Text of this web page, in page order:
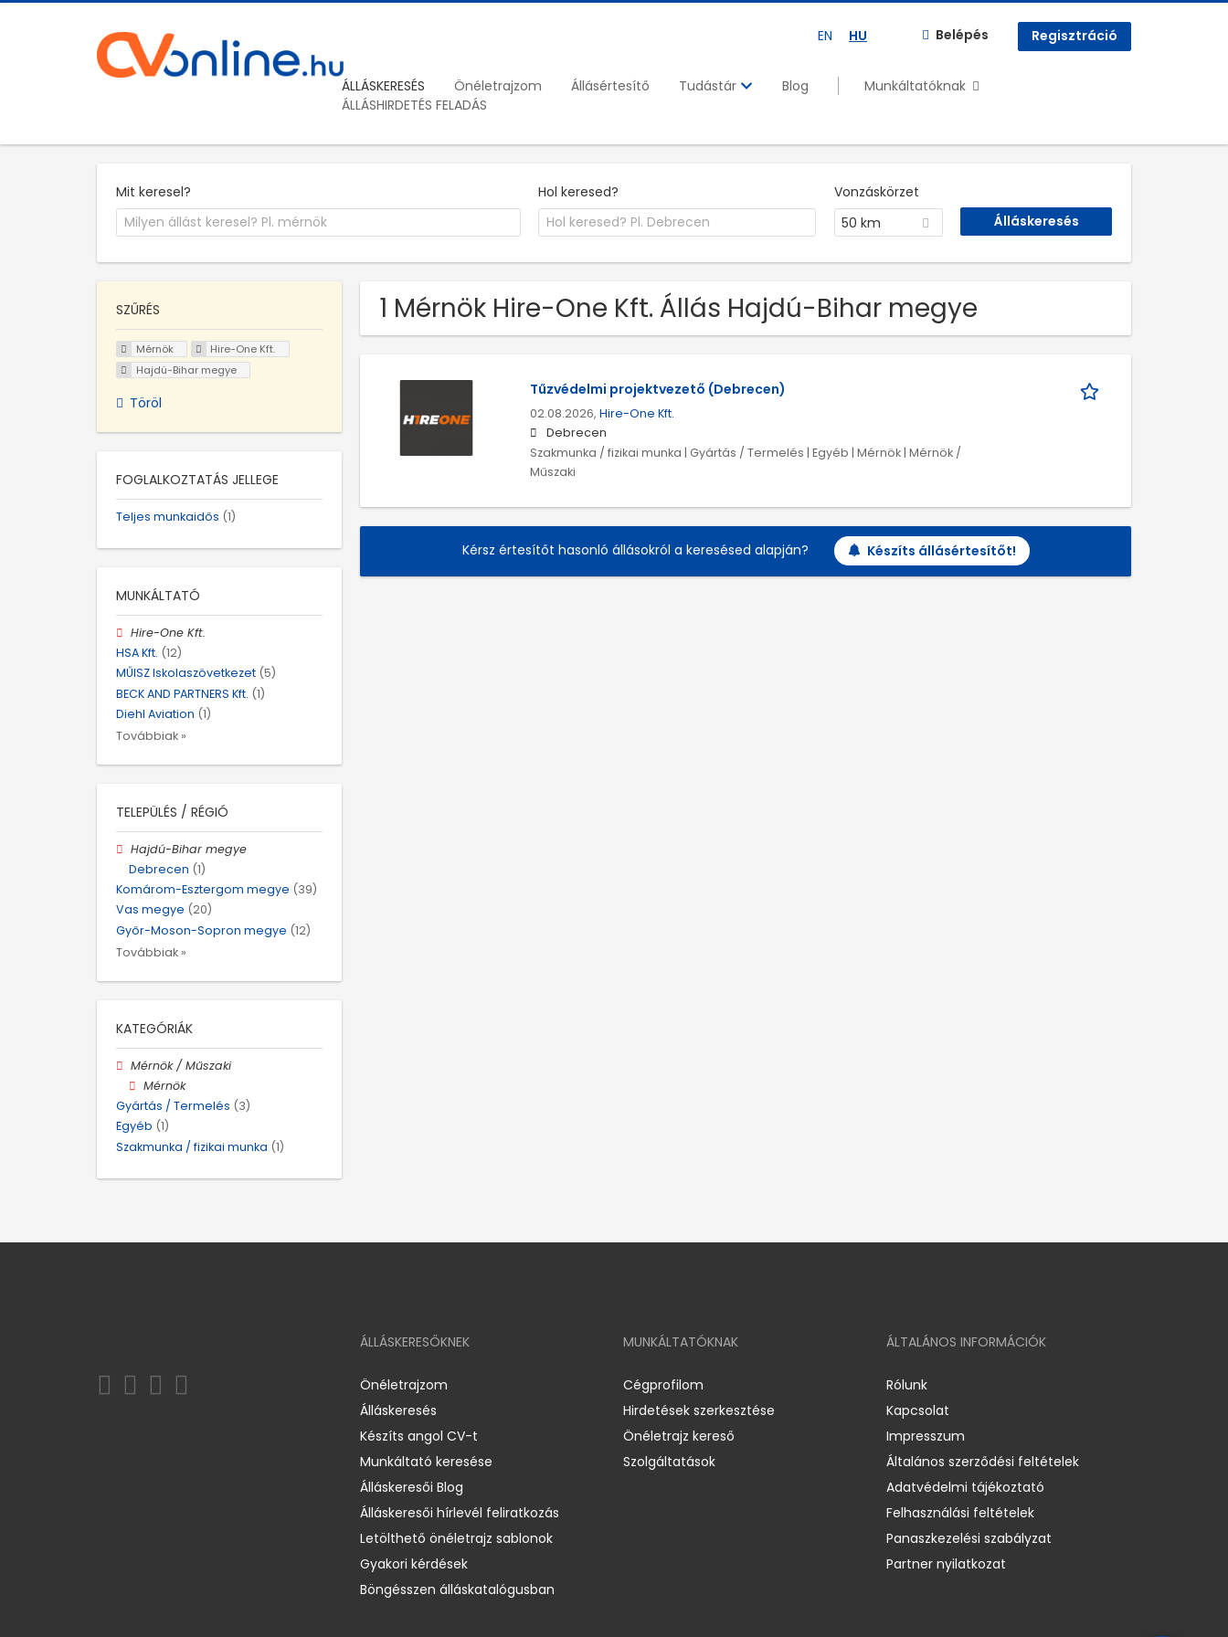
EN HU Belépés Regisztráció
ÁLLÁSKERESÉS Önéletrajzom Állásértesítő Tudástár Blog
Munkáltatóknak
ÁLLÁSHIRDETÉS FELADÁS
Mit keresel? Hol keresed?
Vonzáskörzet
50 km
1 Mérnök Hire-One Kft. Állás Hajdú-Bihar megye
Tűzvédelmi projektvezető (Debrecen)
02.08.2026, Hire-One Kft.
Debrecen
Szakmunka / fizikai munka | Gyártás / Termelés | Egyéb | Mérnök | Mérnök /
Műszaki
Kérsz értesítőt hasonló állásokról a keresésed alapján? Készíts állásértesítőt!
SZŰRÉS
Mérnök
Hire-One Kft.
Hajdú-Bihar megye
Töröl
FOGLALKOZTATÁS JELLEGE
Teljes munkaidős (1)
MUNKÁLTATÓ
Hire-One Kft.
HSA Kft. (12)
MŰISZ Iskolaszövetkezet (5)
BECK AND PARTNERS Kft. (1)
Diehl Aviation (1)
Továbbiak »
TELEPÜLÉS / RÉGIÓ
Hajdú-Bihar megye
Debrecen (1)
Komárom-Esztergom megye (39)
Vas megye (20)
Győr-Moson-Sopron megye (12)
Továbbiak »
KATEGÓRIÁK
Mérnök / Műszaki
Mérnök
Gyártás / Termelés (3)
Egyéb (1)
Szakmunka / fizikai munka (1)
ÁLLÁSKERESŐKNEK
Önéletrajzom
Álláskeresés
Készíts angol CV-t
Munkáltató keresése
Álláskeresői Blog
Álláskeresői hírlevél feliratkozás
Letölthető önéletrajz sablonok
Gyakori kérdések
Böngésszen álláskatalógusban
MUNKÁLTATÓKNAK
Cégprofilom
Hirdetések szerkesztése
Önéletrajz kereső
Szolgáltatások
ÁLTALÁNOS INFORMÁCIÓK
Rólunk
Kapcsolat
Impresszum
Általános szerződési feltételek
Adatvédelmi tájékoztató
Felhasználási feltételek
Panaszkezelési szabályzat
Partner nyilatkozat